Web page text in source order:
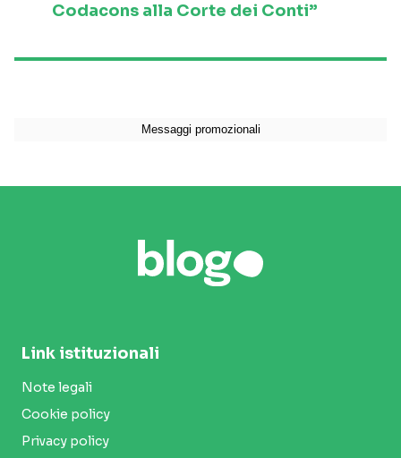
Codacons alla Corte dei Conti”
Link istituzionali
Note legali
Cookie policy
Privacy policy